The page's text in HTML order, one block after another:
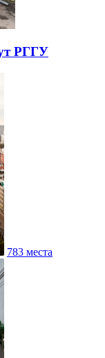
РГГУ
783 места